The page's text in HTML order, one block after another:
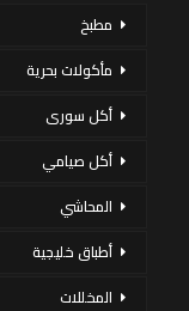
مطبخ
مأكولات بحرية
أكل سورى
أكل صيامي
المحاشي
أطباق خليجية
المخللات